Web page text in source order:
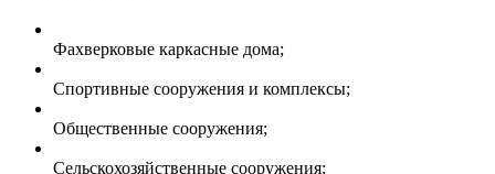
Фахверковые каркасные дома;
Спортивные сооружения и комплексы;
Общественные сооружения;
Сельскохозяйственные сооружения;